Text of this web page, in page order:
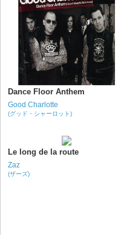
Dance Floor Anthem
Good Charlotte
(グッド・シャーロット)
Le long de la route
Zaz
(ザーズ)